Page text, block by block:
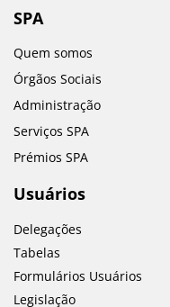
SPA
Quem somos
Órgãos Sociais
Administração
Serviços SPA
Prémios SPA
Usuários
Delegações
Tabelas
Formulários Usuários
Legislação